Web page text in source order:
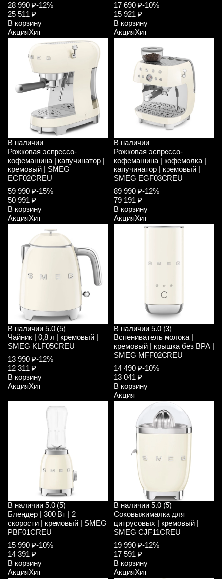
28 990 ₽-12%
25 511 ₽
В корзину
АкцияХит
17 690 ₽-10%
15 921 ₽
В корзину
АкцияХит
В наличии
Рожковая эспрессо-
кофемашина | капучинатор |
кремовый | SMEG
ECF02CREU
59 990 ₽-15%
50 991 ₽
В корзину
АкцияХит
В наличии
Рожковая эспрессо-
кофемашина | кофемолка |
капучинатор | кремовый |
SMEG EGF03CREU
89 990 ₽-12%
79 191 ₽
В корзину
АкцияХит
В наличии 5.0 (5)
Чайник | 0,8 л | кремовый |
SMEG KLF05CREU
13 990 ₽-12%
12 311 ₽
В корзину
АкцияХит
В наличии 5.0 (3)
Вспениватель молока |
кремовый | крышка без ВРА |
SMEG MFF02CREU
14 490 ₽-10%
13 041 ₽
В корзину
Акция
В наличии 5.0 (5)
Блендер | 300 Вт | 2
скорости | кремовый | SMEG
PBF01CREU
15 990 ₽-10%
14 391 ₽
В корзину
АкцияХит
В наличии 5.0 (5)
Соковыжималка для
цитрусовых | кремовый |
SMEG CJF11CREU
19 990 ₽-12%
17 591 ₽
В корзину
АкцияХит